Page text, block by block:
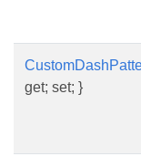
get; set; }